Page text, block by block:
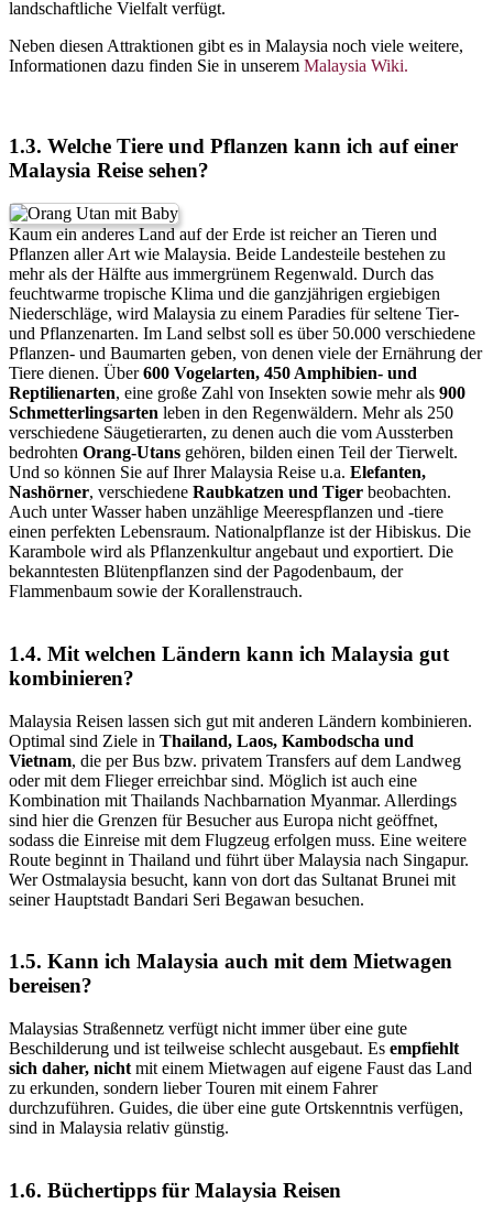
landschaftliche Vielfalt verfügt.
Neben diesen Attraktionen gibt es in Malaysia noch viele weitere,
Informationen dazu finden Sie in unserem Malaysia Wiki.
1.3. Welche Tiere und Pflanzen kann ich auf einer
Malaysia Reise sehen?
Kaum ein anderes Land auf der Erde ist reicher an Tieren und
Pflanzen aller Art wie Malaysia. Beide Landesteile bestehen zu
mehr als der Hälfte aus immergrünem Regenwald. Durch das
feuchtwarme tropische Klima und die ganzjährigen ergiebigen
Niederschläge, wird Malaysia zu einem Paradies für seltene Tier-
und Pflanzenarten. Im Land selbst soll es über 50.000 verschiedene
Pflanzen- und Baumarten geben, von denen viele der Ernährung der
Tiere dienen. Über600 Vogelarten, 450 Amphibien- und
Reptilienarten, eine große Zahl von Insekten sowie mehr als 900
Schmetterlingsarten leben in den Regenwäldern. Mehr als 250
verschiedene Säugetierarten, zu denen auch die vom Aussterben
bedrohten Orang-Utans gehören, bilden einen Teil der Tierwelt.
Und so können Sie auf Ihrer Malaysia Reise u.a. Elefanten,
Nashörner, verschiedene Raubkatzen und Tiger beobachten.
Auch unter Wasser haben unzählige Meerespflanzen und -tiere
einen perfekten Lebensraum. Nationalpflanze ist der Hibiskus. Die
Karambole wird als Pflanzenkultur angebaut und exportiert. Die
bekanntesten Blütenpflanzen sind der Pagodenbaum, der
Flammenbaum sowie der Korallenstrauch.
1.4. Mit welchen Ländern kann ich Malaysia gut
kombinieren?
Malaysia Reisen lassen sich gut mit anderen Ländern kombinieren.
Optimal sind Ziele in Thailand, Laos, Kambodscha und
Vietnam, die per Bus bzw. privatem Transfers auf dem Landweg
oder mit dem Flieger erreichbar sind. Möglich ist auch eine
Kombination mit Thailands Nachbarnation Myanmar. Allerdings
sind hier die Grenzen für Besucher aus Europa nicht geöffnet,
sodass die Einreise mit dem Flugzeug erfolgen muss. Eine weitere
Route beginnt in Thailand und führt über Malaysia nach Singapur.
Wer Ostmalaysia besucht, kann von dort das Sultanat Brunei mit
seiner Hauptstadt Bandari Seri Begawan besuchen.
1.5. Kann ich Malaysia auch mit dem Mietwagen
bereisen?
Malaysias Straßennetz verfügt nicht immer über eine gute
Beschilderung und ist teilweise schlecht ausgebaut. Es empfiehlt
sich daher, nicht mit einem Mietwagen auf eigene Faust das Land
zu erkunden, sondern lieber Touren mit einem Fahrer
durchzuführen. Guides, die über eine gute Ortskenntnis verfügen,
sind in Malaysia relativ günstig.
1.6. Büchertipps für Malaysia Reisen